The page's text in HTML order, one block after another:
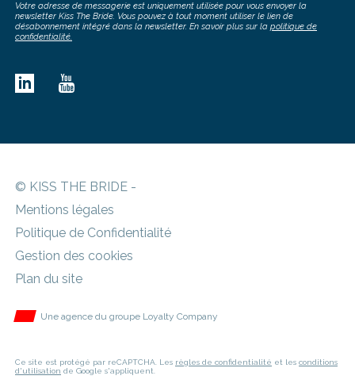
Votre adresse de messagerie est uniquement utilisée pour vous envoyer la
newsletter Kiss The Bride. Vous pouvez à tout moment utiliser le lien de
désabonnement intégré dans la newsletter. En savoir plus sur la politique de
confidentialité.
© KISS THE BRIDE -
Mentions légales
Politique de Confidentialité
Gestion des cookies
Plan du site
Une agence du groupe Loyalty Company
Ce site est protégé par reCAPTCHA. Les règles de confidentialité et les conditions
d'utilisation de Google s'appliquent.